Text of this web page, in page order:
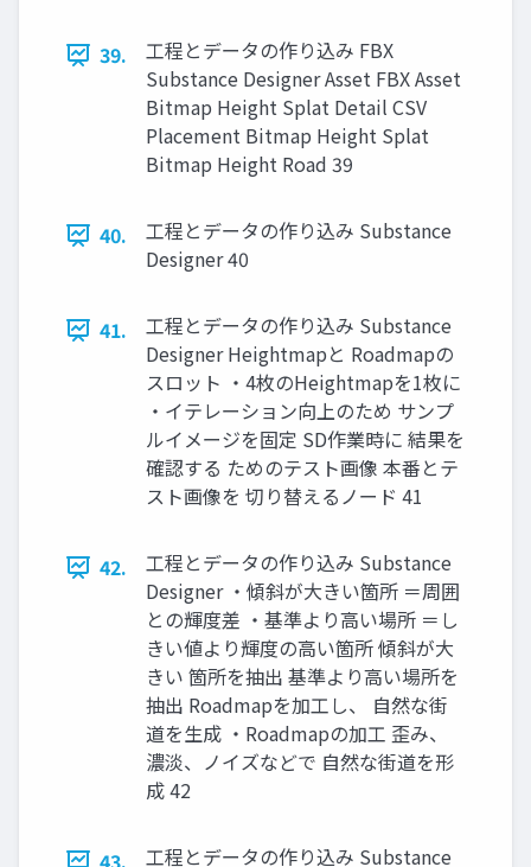
39.
工程とデータの作り込み FBX
Substance Designer Asset FBX Asset
Bitmap Height Splat Detail CSV
Placement Bitmap Height Splat
Bitmap Height Road 39
40.
工程とデータの作り込み Substance
Designer 40
41.
工程とデータの作り込み Substance
Designer Heightmapと Roadmapの
スロット ・4枚のHeightmapを1枚に
・イテレーション向上のため サンプ
ルイメージを固定 SD作業時に 結果を
確認する ためのテスト画像 本番とテ
スト画像を 切り替えるノード 41
42.
工程とデータの作り込み Substance
Designer ・傾斜が大きい箇所 ＝周囲
との輝度差 ・基準より高い場所 ＝し
きい値より輝度の高い箇所 傾斜が大
きい 箇所を抽出 基準より高い場所を
抽出 Roadmapを加工し、 自然な街
道を生成 ・Roadmapの加工 歪み、
濃淡、ノイズなどで 自然な街道を形
成 42
工程とデータの作り込み Substance